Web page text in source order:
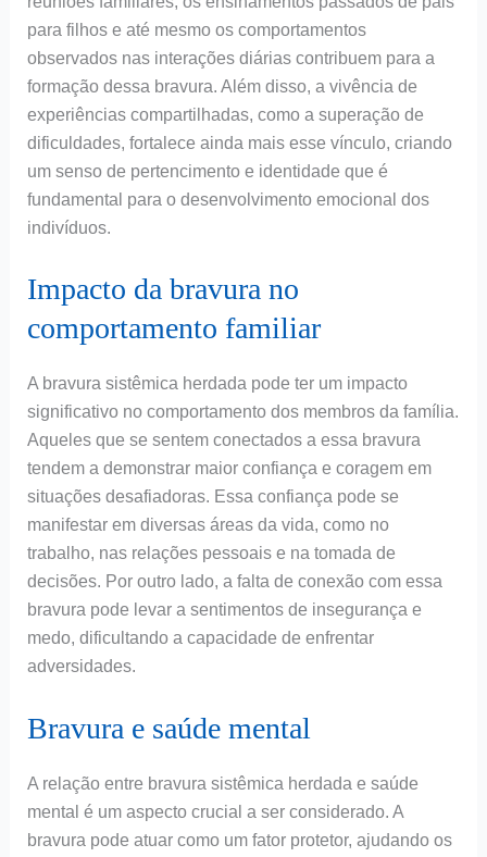
para filhos e até mesmo os comportamentos
observados nas interações diárias contribuem para a
formação dessa bravura. Além disso, a vivência de
experiências compartilhadas, como a superação de
dificuldades, fortalece ainda mais esse vínculo, criando
um senso de pertencimento e identidade que é
fundamental para o desenvolvimento emocional dos
indivíduos.
Impacto da bravura no
comportamento familiar
A bravura sistêmica herdada pode ter um impacto
significativo no comportamento dos membros da família.
Aqueles que se sentem conectados a essa bravura
tendem a demonstrar maior confiança e coragem em
situações desafiadoras. Essa confiança pode se
manifestar em diversas áreas da vida, como no
trabalho, nas relações pessoais e na tomada de
decisões. Por outro lado, a falta de conexão com essa
bravura pode levar a sentimentos de insegurança e
medo, dificultando a capacidade de enfrentar
adversidades.
Bravura e saúde mental
A relação entre bravura sistêmica herdada e saúde
mental é um aspecto crucial a ser considerado. A
bravura pode atuar como um fator protetor, ajudando os